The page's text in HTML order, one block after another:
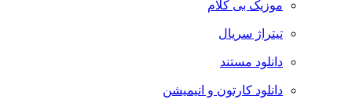
موزیک بی کلام
تیتراژ سریال
دانلود مستند
دانلود کارتون و انیمیشن